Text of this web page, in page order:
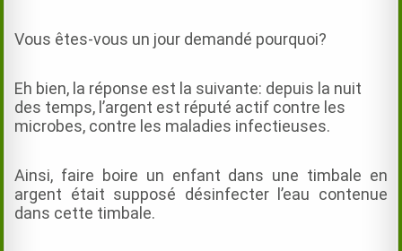
Vous êtes-vous un jour demandé pourquoi?
Eh bien, la réponse est la suivante: depuis la nuit
des temps, l’argent est réputé actif contre les
microbes, contre les maladies infectieuses.
Ainsi, faire boire un enfant dans une timbale en
argent était supposé désinfecter l’eau contenue
dans cette timbale.